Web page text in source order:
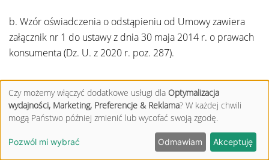
b. Wzór oświadczenia o odstąpieniu od Umowy zawiera
załącznik nr 1 do ustawy z dnia 30 maja 2014 r. o prawach
konsumenta (Dz. U. z 2020 r. poz. 287).
Zamówienia:
a. Zgodnie z art. 38 pkt. 13 ustawy z dnia 30 maja 2014 o
Czy możemy włączyć dodatkowe usługi dla Optymalizacja
wydajności, Marketing, Preferencje & Reklama? W każdej chwili
mogą Państwo później zmienić lub wycofać swoją zgodę.
Pozwól mi wybrać Odmawiam Akceptuję